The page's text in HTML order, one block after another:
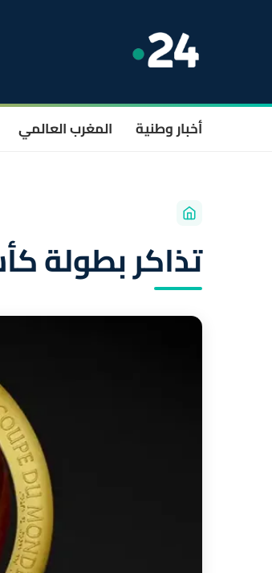
أخبار وطنية المغرب العالمي
تذاكر بطولة